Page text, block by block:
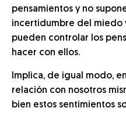
pensamientos y no
incertidumbre del miedo
pueden controlar los
hacer con ellos.
Implica, de igual modo,
relación con nosotros
bien estos sentimientos